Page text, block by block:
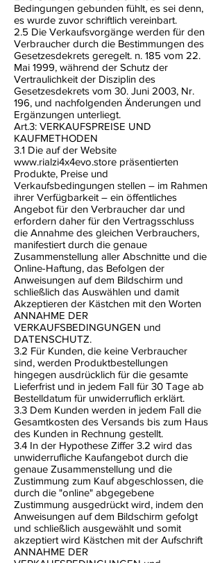
Bedingungen gebunden fühlt, es sei denn,
es wurde zuvor schriftlich vereinbart.
2.5 Die Verkaufsvorgänge werden für den
Verbraucher durch die Bestimmungen des
Gesetzesdekrets geregelt. n. 185 vom 22.
Mai 1999, während der Schutz der
Vertraulichkeit der Disziplin des
Gesetzesdekrets vom 30. Juni 2003, Nr.
196, und nachfolgenden Änderungen und
Ergänzungen unterliegt.
Art.3: VERKAUFSPREISE UND
KAUFMETHODEN
3.1 Die auf der Website
www.rialzi4x4evo.store präsentierten
Produkte, Preise und
Verkaufsbedingungen stellen – im Rahmen
ihrer Verfügbarkeit – ein öffentliches
Angebot für den Verbraucher dar und
erfordern daher für den Vertragsschluss
die Annahme des gleichen Verbrauchers,
manifestiert durch die genaue
Zusammenstellung aller Abschnitte und die
Online-Haftung, das Befolgen der
Anweisungen auf dem Bildschirm und
schließlich das Auswählen und damit
Akzeptieren der Kästchen mit den Worten
ANNAHME DER
VERKAUFSBEDINGUNGEN und
DATENSCHUTZ.
3.2 Für Kunden, die keine Verbraucher
sind, werden Produktbestellungen
hingegen ausdrücklich für die gesamte
Lieferfrist und in jedem Fall für 30 Tage ab
Bestelldatum für unwiderruflich erklärt.
3.3 Dem Kunden werden in jedem Fall die
Gesamtkosten des Versands bis zum Haus
des Kunden in Rechnung gestellt.
3.4 In der Hypothese Ziffer 3.2 wird das
unwiderrufliche Kaufangebot durch die
genaue Zusammenstellung und die
Zustimmung zum Kauf abgeschlossen, die
durch die "online" abgegebene
Zustimmung ausgedrückt wird, indem den
Anweisungen auf dem Bildschirm gefolgt
und schließlich ausgewählt und somit
akzeptiert wird Kästchen mit der Aufschrift
ANNAHME DER